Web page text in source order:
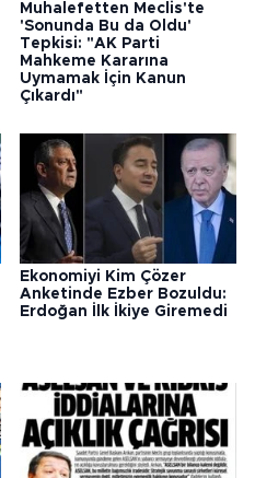
Muhalefetten Meclis'te
'Sonunda Bu da Oldu'
Tepkisi: "AK Parti
Mahkeme Kararına
Uymamak İçin Kanun
Çıkardı"
Ekonomiyi Kim Çözer
Anketinde Ezber Bozuldu:
Erdoğan İlk İkiye Giremedi